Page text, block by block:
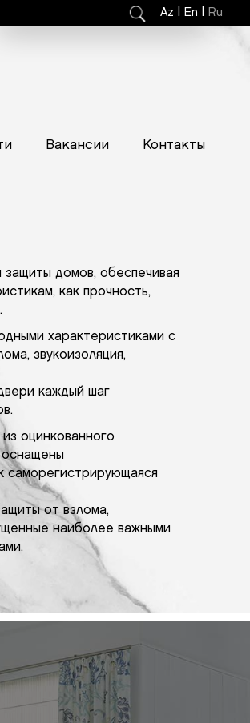
Az En Ru
Вакансии Контакты
домов, обеспечивая
как прочность,
характеристиками с
звукоизоляция,
каждый шаг
оцинкованного
оснащены
саморегистрирующаяся
от взлома,
наиболее важными